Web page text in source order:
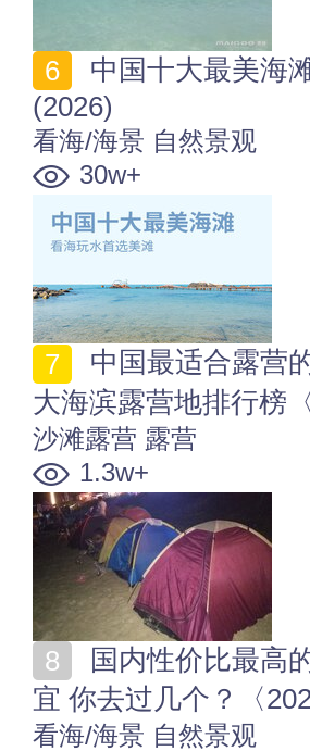
(2026)
看海/海景 自然景观
30w+
大海滨露营地排行榜〈
沙滩露营 露营
1.3w+
宜 你去过几个？〈
看海/海景 自然景观